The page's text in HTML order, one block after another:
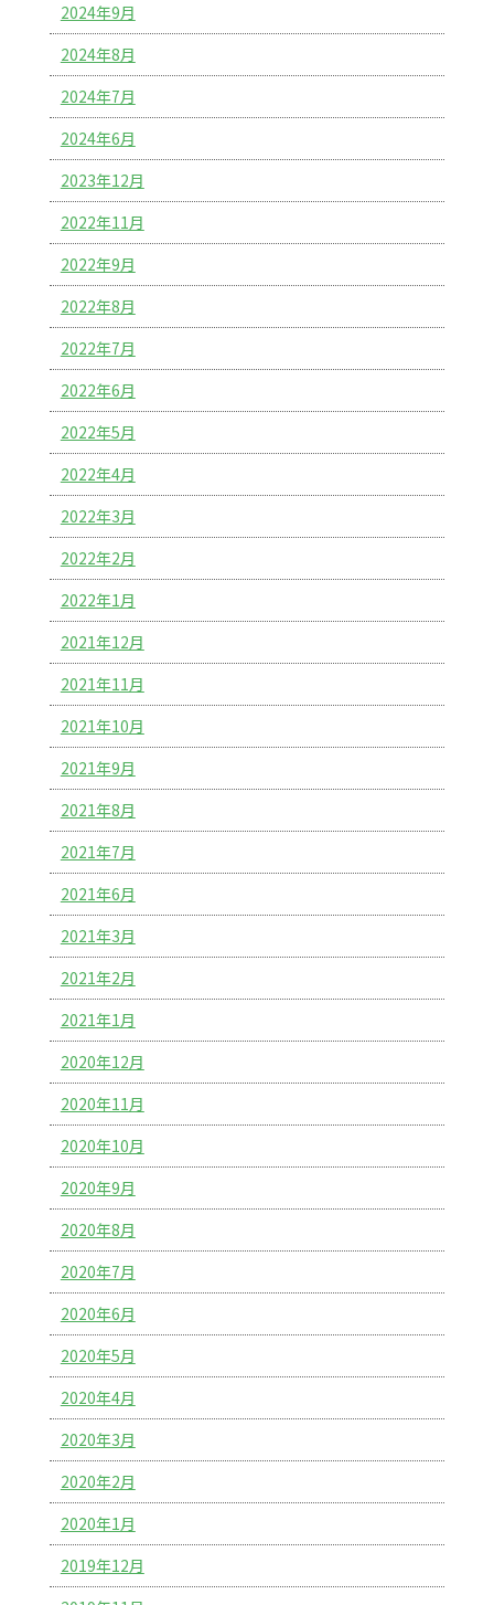
2024年9月
2024年8月
2024年7月
2024年6月
2023年12月
2022年11月
2022年9月
2022年8月
2022年7月
2022年6月
2022年5月
2022年4月
2022年3月
2022年2月
2022年1月
2021年12月
2021年11月
2021年10月
2021年9月
2021年8月
2021年7月
2021年6月
2021年3月
2021年2月
2021年1月
2020年12月
2020年11月
2020年10月
2020年9月
2020年8月
2020年7月
2020年6月
2020年5月
2020年4月
2020年3月
2020年2月
2020年1月
2019年12月